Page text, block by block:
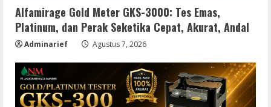
Alfamirage Gold Meter GKS-3000: Tes Emas,
Platinum, dan Perak Seketika Cepat, Akurat, Andal
Adminarief Agustus 7, 2026